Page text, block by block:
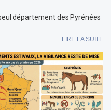
département des Pyrénées
LIRE LA SUITE